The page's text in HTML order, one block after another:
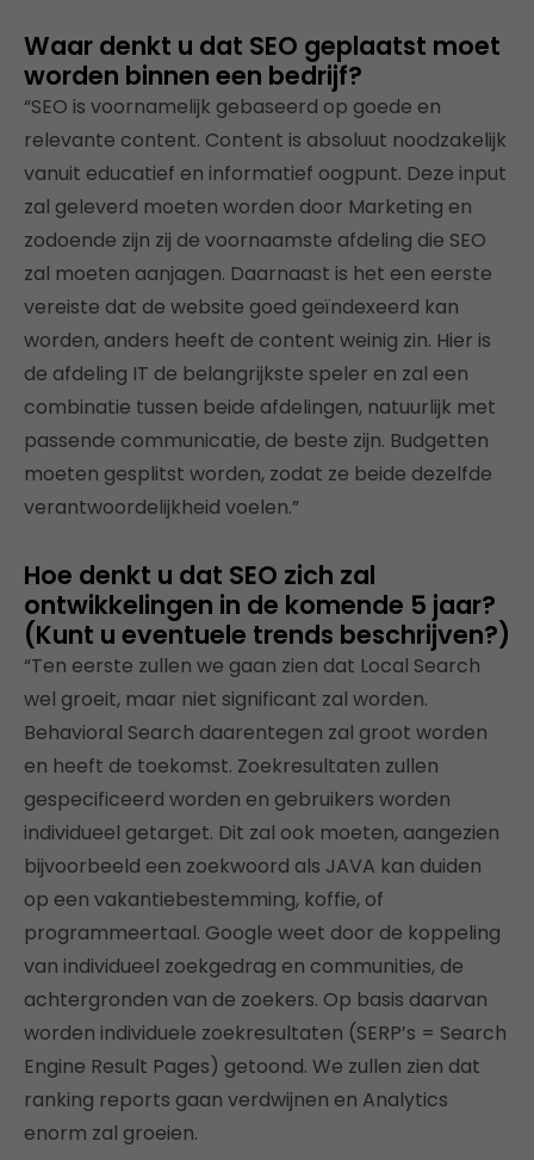
Waar denkt u dat SEO geplaatst moet
worden binnen een bedrijf?
“SEO is voornamelijk gebaseerd op goede en
relevante content. Content is absoluut noodzakelijk
vanuit educatief en informatief oogpunt. Deze input
zal geleverd moeten worden door Marketing en
zodoende zijn zij de voornaamste afdeling die SEO
zal moeten aanjagen. Daarnaast is het een eerste
vereiste dat de website goed geïndexeerd kan
worden, anders heeft de content weinig zin. Hier is
de afdeling IT de belangrijkste speler en zal een
combinatie tussen beide afdelingen, natuurlijk met
passende communicatie, de beste zijn. Budgetten
moeten gesplitst worden, zodat ze beide dezelfde
verantwoordelijkheid voelen.”
Hoe denkt u dat SEO zich zal
ontwikkelingen in de komende 5 jaar?
(Kunt u eventuele trends beschrijven?)
“Ten eerste zullen we gaan zien dat Local Search
wel groeit, maar niet significant zal worden.
Behavioral Search daarentegen zal groot worden
en heeft de toekomst. Zoekresultaten zullen
gespecificeerd worden en gebruikers worden
individueel getarget. Dit zal ook moeten, aangezien
bijvoorbeeld een zoekwoord als JAVA kan duiden
op een vakantiebestemming, koffie, of
programmeertaal. Google weet door de koppeling
van individueel zoekgedrag en communities, de
achtergronden van de zoekers. Op basis daarvan
worden individuele zoekresultaten (SERP’s = Search
Engine Result Pages) getoond. We zullen zien dat
ranking reports gaan verdwijnen en Analytics
enorm zal groeien.